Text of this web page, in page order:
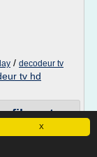
X
/ decodeur tv
tv hd
fibre et